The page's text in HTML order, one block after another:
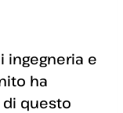
ingegneria e
ha
questo